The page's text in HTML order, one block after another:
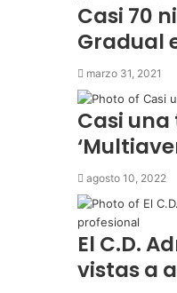
Casi 70
Gradual
marzo 31, 2021
Casi
agosto 10, 2022
El C.D.
vistas a